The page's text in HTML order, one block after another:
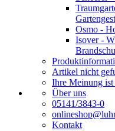
Osmo -
Isover -
Artikel nicht
Ihre Meinung
Über uns
05141/3843-0
Kontakt